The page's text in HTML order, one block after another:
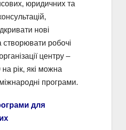
юридичних та
нові
створювати робочі
центру –
рік, які можна
програми.
для